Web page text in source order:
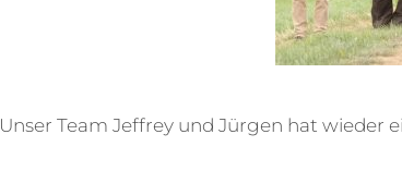
Unser Team Jeffrey und Jürgen hat wieder